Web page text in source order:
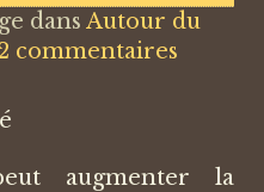
dans Autour du
commentaires
augmenter la